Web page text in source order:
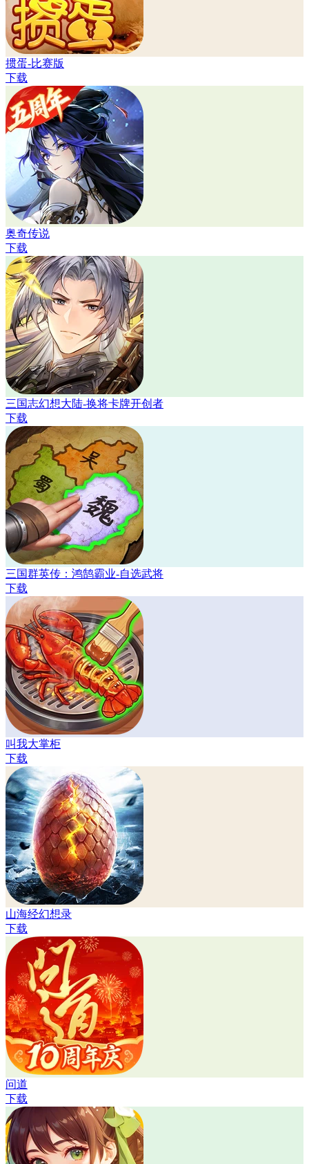
掼蛋-比赛版
下载
奥奇传说
下载
三国志幻想大陆-换将卡牌开创者
下载
三国群英传：鸿鹄霸业-自选武将
下载
叫我大掌柜
下载
山海经幻想录
下载
问道
下载